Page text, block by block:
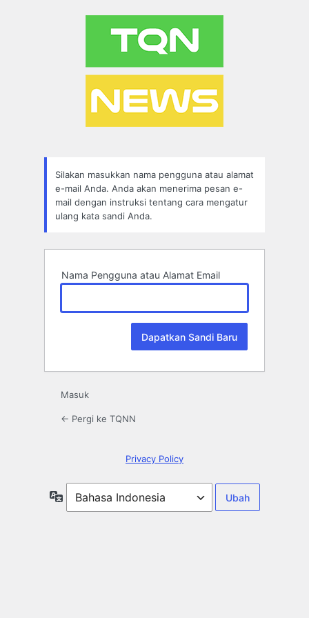
Silakan masukkan nama pengguna atau alamat
e-mail Anda. Anda akan menerima pesan e-
mail dengan instruksi tentang cara mengatur
ulang kata sandi Anda.
Nama Pengguna atau Alamat Email
Masuk
← Pergi ke TQNN
Privacy Policy
Bahasa